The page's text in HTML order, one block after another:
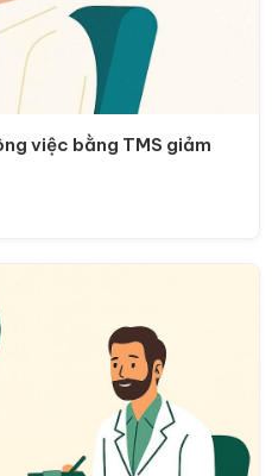
việc bằng TMS giảm